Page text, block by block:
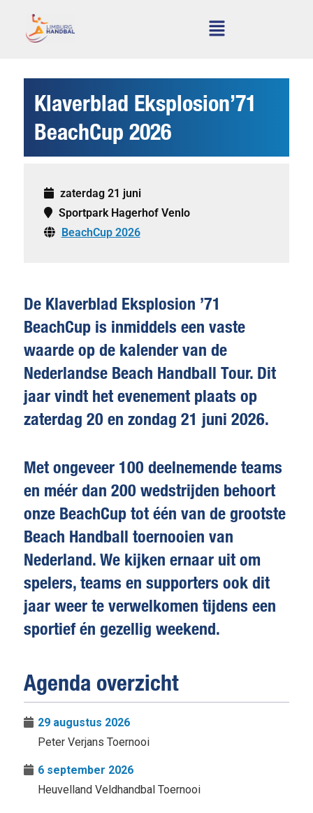
Klaverblad Eksplosion’71
BeachCup 2026
zaterdag 21 juni
Sportpark Hagerhof Venlo
BeachCup 2026
De Klaverblad Eksplosion ’71
BeachCupis inmiddels een vaste
waarde op de kalender van de
Nederlandse Beach Handball Tour. Dit
jaar vindt het evenement plaats op
zaterdag 20 en zondag 21 juni 2026.
Met ongeveer 100 deelnemende teams
en méér dan 200 wedstrijden behoort
onze BeachCup tot één van de grootste
Beach Handball toernooien van
Nederland. We kijken ernaar uit om
spelers, teams en supporters ook dit
jaar weer te verwelkomen tijdens een
sportief én gezellig weekend.
Agenda overzicht
29 augustus 2026
Peter Verjans Toernooi
6 september 2026
Heuvelland Veldhandbal Toernooi